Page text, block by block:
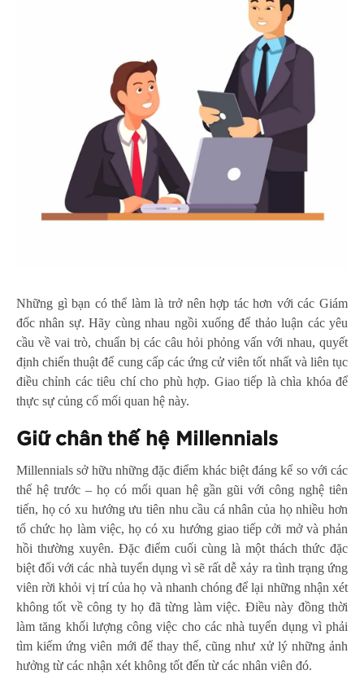
Những gì bạn có thể làm là trở nên hợp tác hơn với các Giám
đốc nhân sự. Hãy cùng nhau ngồi xuống để thảo luận các yêu
cầu về vai trò, chuẩn bị các câu hỏi phỏng vấn với nhau, quyết
định chiến thuật để cung cấp các ứng cử viên tốt nhất và liên tục
điều chỉnh các tiêu chí cho phù hợp. Giao tiếp là chìa khóa để
thực sự củng cố mối quan hệ này.
Giữ chân thế hệ Millennials
Millennials sở hữu những đặc điểm khác biệt đáng kể so với các
thế hệ trước – họ có mối quan hệ gần gũi với công nghệ tiên
tiến, họ có xu hướng ưu tiên nhu cầu cá nhân của họ nhiều hơn
tổ chức họ làm việc, họ có xu hướng giao tiếp cởi mở và phản
hồi thường xuyên. Đặc điểm cuối cùng là một thách thức đặc
biệt đối với các nhà tuyển dụng vì sẽ rất dễ xảy ra tình trạng ứng
viên rời khỏi vị trí của họ và nhanh chóng để lại những nhận xét
không tốt về công ty họ đã từng làm việc. Điều này đồng thời
làm tăng khối lượng công việc cho các nhà tuyển dụng vì phải
tìm kiếm ứng viên mới để thay thế, cũng như xử lý những ảnh
hưởng từ các nhận xét không tốt đến từ các nhân viên đó.